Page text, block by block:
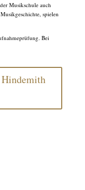
Musikschule auch
spielen
Bei